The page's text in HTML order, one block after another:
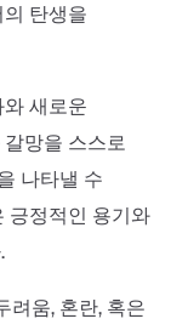
탄생을
새로운
망을 스스로
나타낼 수
긍정적인 용기와
려움, 혼란, 혹은